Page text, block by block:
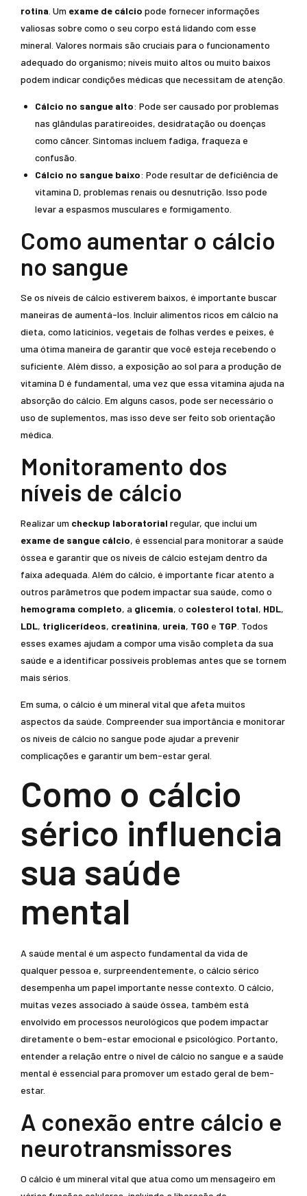
rotina . Um exame de cálcio pode fornecer informações
valiosas sobre como o seu corpo está lidando com esse
mineral. Valores normais são cruciais para o funcionamento
adequado do organismo; níveis muito altos ou muito baixos
podem indicar condições médicas que necessitam de atenção.
Cálcio no sangue alto: Pode ser causado por problemas
nas glândulas paratireoides, desidratação ou doenças
como câncer. Sintomas incluem fadiga, fraqueza e
confusão.
Cálcio no sangue baixo: Pode resultar de deficiência de
vitamina D, problemas renais ou desnutrição. Isso pode
levar a espasmos musculares e formigamento.
Como aumentar o cálcio
no sangue
Se os níveis de cálcio estiverem baixos, é importante buscar
maneiras de aumentá-los. Incluir alimentos ricos em cálcio na
dieta, como laticínios, vegetais de folhas verdes e peixes, é
uma ótima maneira de garantir que você esteja recebendo o
suficiente. Além disso, a exposição ao sol para a produção de
vitamina D é fundamental, uma vez que essa vitamina ajuda na
absorção do cálcio. Em alguns casos, pode ser necessário o
uso de suplementos, mas isso deve ser feito sob orientação
médica.
Monitoramento dos
níveis de cálcio
Realizar um checkup laboratorial regular, que inclui um
exame de sangue cálcio, é essencial para monitorar a saúde
óssea e garantir que os níveis de cálcio estejam dentro da
faixa adequada. Além do cálcio, é importante ficar atento a
outros parâmetros que podem impactar sua saúde, como o
hemograma completo, a glicemia, o colesterol total, HDL,
LDL, triglicerídeos, creatinina, ureia, TGO e TGP . Todos
esses exames ajudam a compor uma visão completa da sua
saúde e a identificar possíveis problemas antes que se tornem
mais sérios.
Em suma, o cálcio é um mineral vital que afeta muitos
aspectos da saúde. Compreender sua importância e monitorar
os níveis de cálcio no sangue pode ajudar a prevenir
complicações e garantir um bem-estar geral.
Como o cálcio
sérico influencia
sua saúde
mental
A saúde mental é um aspecto fundamental da vida de
qualquer pessoa e, surpreendentemente, o cálcio sérico
desempenha um papel importante nesse contexto. O cálcio,
muitas vezes associado à saúde óssea, também está
envolvido em processos neurológicos que podem impactar
diretamente o bem-estar emocional e psicológico. Portanto,
entender a relação entre o nível de cálcio no sangue e a saúde
mental é essencial para promover um estado geral de bem-
estar.
A conexão entre cálcio e
neurotransmissores
O cálcio é um mineral vital que atua como um mensageiro em